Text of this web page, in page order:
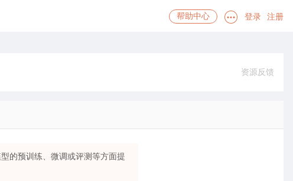
登录 注册
帮助中心
资源反馈
的预训练、微调或评测等方面提